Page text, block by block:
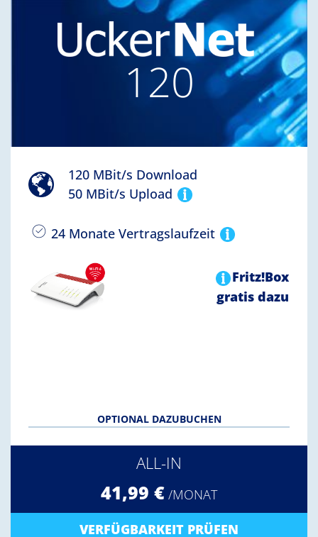
120
120 MBit/s Download
50 MBit/s Upload
24 Monate Vertragslaufzeit
Fritz!Box
gratis dazu
OPTIONAL DAZUBUCHEN
ALL-IN
41,99 € /MONAT
VERFÜGBARKEIT PRÜFEN